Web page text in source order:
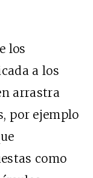
los
a los
arrastra
por ejemplo
como